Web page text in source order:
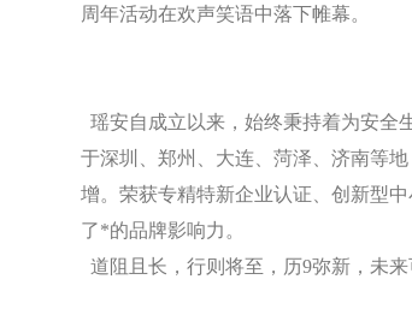
周年活动在欢声笑语中落下帷幕。
瑶安自成立以来，始终秉持着为安全
于深圳、郑州、大连、菏泽、济南等
增。荣获专精特新企业认证、创新型
了*的品牌影响力。
道阻且长，行则将至，历9弥新，未